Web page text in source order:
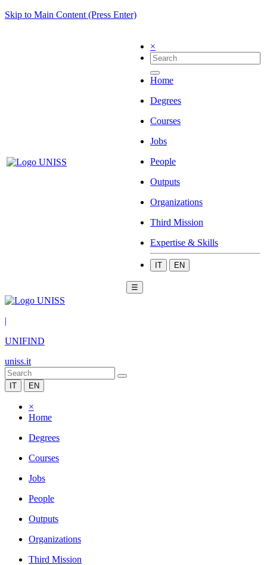
Skip to Main Content (Press Enter)
×
Home
Degrees
Courses
Jobs
People
Outputs
Organizations
Third Mission
Expertise & Skills
IT EN
☰
|
UNIFIND
uniss.it
IT EN
×
Home
Degrees
Courses
Jobs
People
Outputs
Organizations
Third Mission